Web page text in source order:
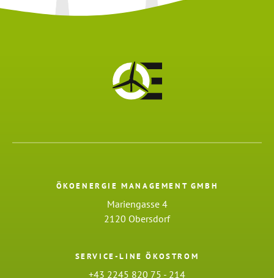
ÖKOENERGIE MANAGEMENT GMBH
Mariengasse 4
2120 Obersdorf
SERVICE-LINE ÖKOSTROM
+43 2245 820 75 - 214